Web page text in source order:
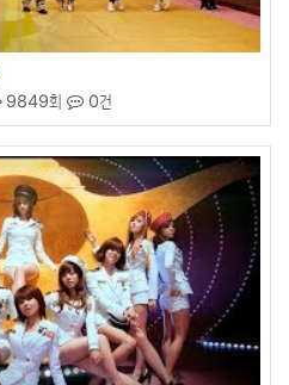
9849회 0건